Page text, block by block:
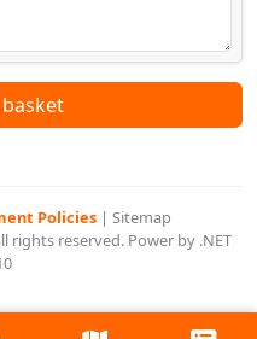
Policies | Sitemap
reserved. Power by .NET